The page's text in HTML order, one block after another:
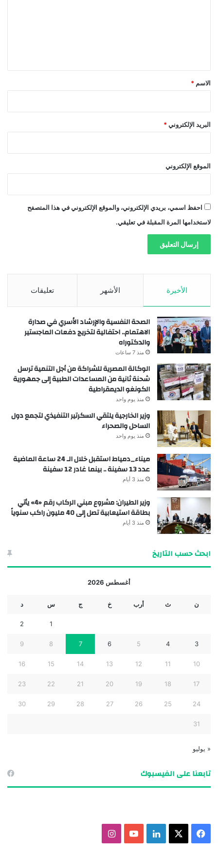
*
الاسم *
البريد الإلكتروني *
الموقع الإلكتروني
احفظ اسمي، بريدي الإلكتروني، والموقع الإلكتروني في هذا المتصفح
لاستخدامها المرة المقبلة في تعليقي.
الأخيرة الأشهر تعليقات
الصحة النفسية والإرشاد الأسري في صدارة
الاهتمام.. احتفالية لتخريج دفعات الماجستير
والدكتوراه
منذ 7 ساعات
الوكالة المصرية للشراكة من أجل التنمية ترسل
شحنة ثانية من المساعدات الطبية إلى جمهورية
الكونغو الديمقراطية
منذ يوم واحد
وزير الخارجية يلتقي السكرتير التنفيذي لتجمع دول
الساحل والصحراء
منذ يوم واحد
ميناء_دمياط استقبل خلال الـ 24 ساعة الماضية
عدد 13 سفينة .. بينما غادر 12 سفينة
منذ 3 أيام
وزير الطيران: مشروع مبني الركاب رقم «4» يأتي
بطاقة استيعابية تصل إلى 40 مليون راكب سنوياً
منذ 3 أيام
ابحث حسب التاريخ
أغسطس 2026
ن ث أرب خ ج س د
1
2
3
4
5
6
7
8
9
10
11
12
13
14
15
16
17
18
19
20
21
22
23
24
25
26
27
28
29
30
31
« يوليو
تابعنا على الفيسبوك